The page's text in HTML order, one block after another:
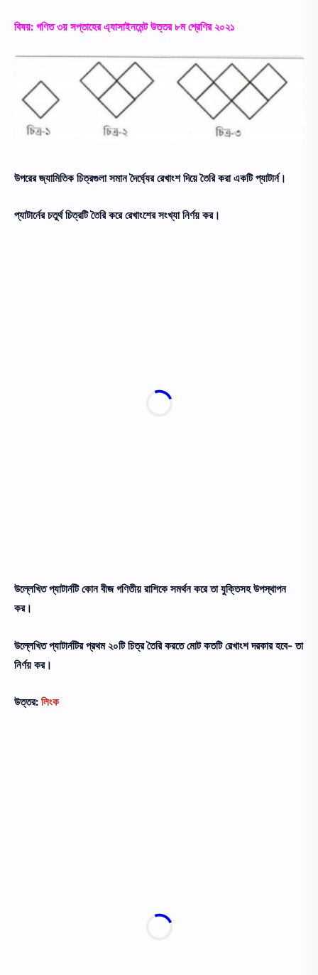
বিষয়: গণিত ৩য় সপ্তাহের এ্যাসাইনমেন্ট উত্তর ৮ম শ্রেণির ২০২১
উপরের জ্যামিতিক চিত্রগুলা সমান দৈর্ঘ্যের রেখাংশ দিয়ে তৈরি করা একটি প্যাটার্ন।
প্যাটার্নের চতুর্থ চিত্রটি তৈরি করে রেখাংশের সংখ্যা নির্ণয় কর।
উল্লেখিত প্যাটার্নটি কোন বীজ গণিতীয় রাশিকে সমর্থন করে তা যুক্তিসহ উপস্থাপন
কর।
উল্লেখিত প্যাটার্নটির প্রথম ২০টি চিত্র তৈরি করতে মোট কতটি রেখাংশ দরকার হবে- তা
নির্ণয় কর।
উত্তর: লিংক